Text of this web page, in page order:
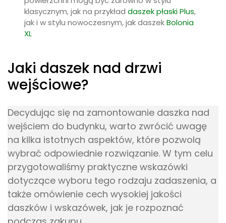
Jaki daszek nad drzwi
Decydując się na zamontowanie daszka nad
wejściem do budynku, warto zwrócić uwagę
wybrać odpowiednie rozwiązanie. W tym celu
przygotowaliśmy praktyczne wskazówki
dotyczące wyboru tego rodzaju zadaszenia, a
także omówienie cech wysokiej jakości
daszków i wskazówek, jak je rozpoznać
podczas zakupu.
Jak wybrać odpowiednie